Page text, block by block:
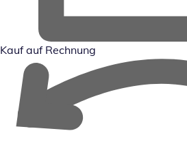
Kauf auf Rechnung